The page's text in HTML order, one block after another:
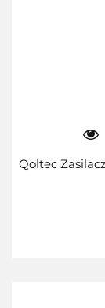
Qoltec